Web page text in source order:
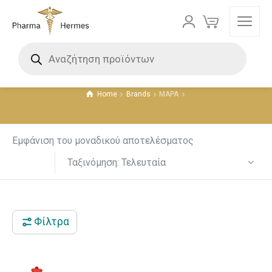
Home Brands MAPA
Εμφάνιση του μοναδικού αποτελέσματος
Ταξινόμηση: Τελευταία
Φίλτρα
6 €
5 5 6 6 6